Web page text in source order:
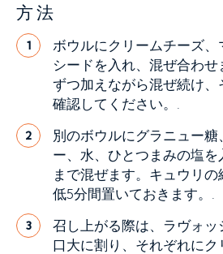
方法
1
ボウルにクリームチーズ
シードを入れ、混ぜ合わ
ずつ加えながら混ぜ続け
確認してください。.
2
別のボウルにグラニュー
ー、水、ひとつまみの塩
まで混ぜます。キュウリ
低5分間置いておきます。.
3
召し上がる際は、ラヴォ
口大に割り、それぞれに